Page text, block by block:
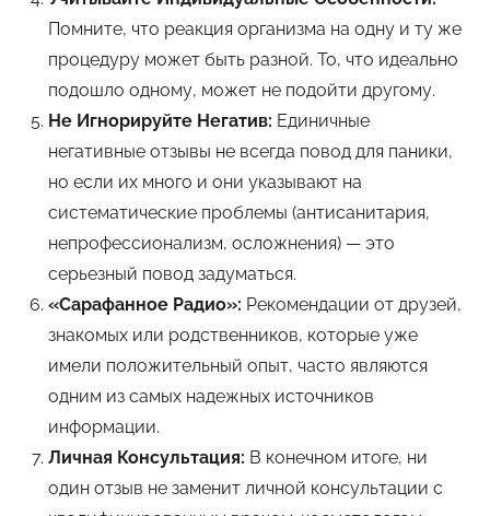
Помните, что реакция организма на одну и ту же
процедуру может быть разной. То, что идеально
подошло одному, может не подойти другому.
Не Игнорируйте Негатив: Единичные
негативные отзывы не всегда повод для паники,
но если их много и они указывают на
систематические проблемы (антисанитария,
непрофессионализм, осложнения) — это
серьезный повод задуматься.
«Сарафанное Радио»: Рекомендации от друзей,
знакомых или родственников, которые уже
имели положительный опыт, часто являются
одним из самых надежных источников
информации.
Личная Консультация: В конечном итоге, ни
один отзыв не заменит личной консультации с